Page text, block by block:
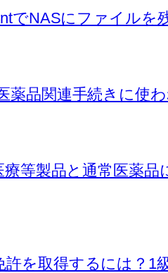
でNASにファイル
薬品関連手続きに使
等製品と通常医薬品
許を取得するには？1